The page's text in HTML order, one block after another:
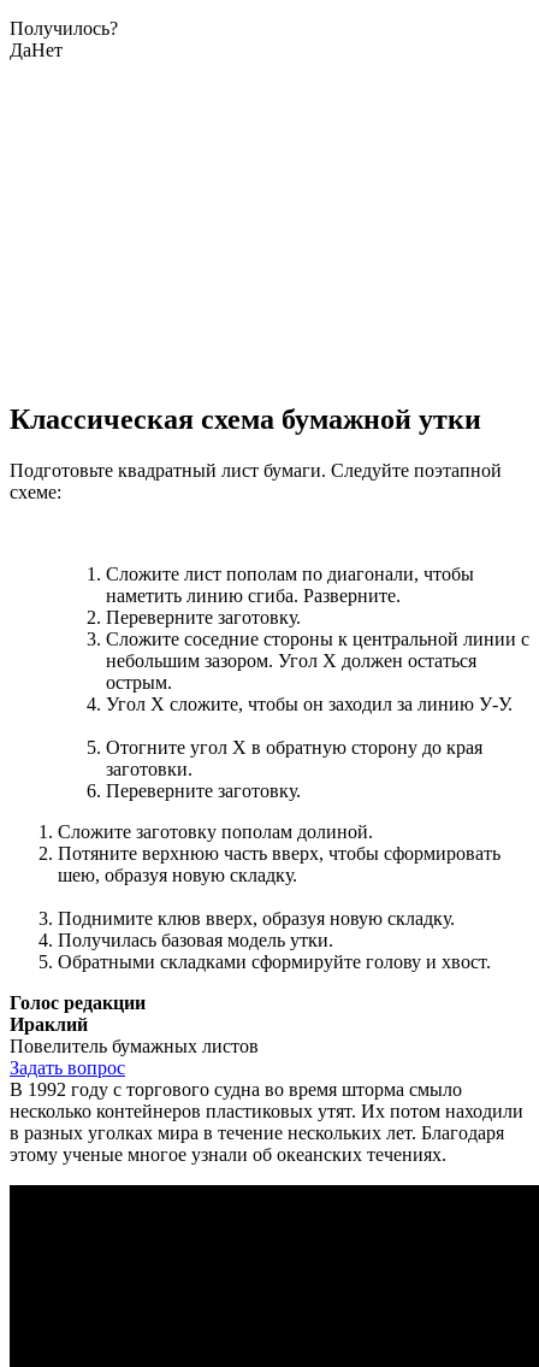
Получилось?
ДаНет
Классическая схема бумажной утки
Подготовьте квадратный лист бумаги. Следуйте поэтапной
схеме:
Сложите лист пополам по диагонали, чтобы
наметить линию сгиба. Разверните.
Переверните заготовку.
Сложите соседние стороны к центральной линии с
небольшим зазором. Угол Х должен остаться
острым.
Угол Х сложите, чтобы он заходил за линию У-У.
Отогните угол Х в обратную сторону до края
заготовки.
Переверните заготовку.
Сложите заготовку пополам долиной.
Потяните верхнюю часть вверх, чтобы сформировать
шею, образуя новую складку.
Поднимите клюв вверх, образуя новую складку.
Получилась базовая модель утки.
Обратными складками сформируйте голову и хвост.
Голос редакции
Ираклий
Повелитель бумажных листов
Задать вопрос
В 1992 году с торгового судна во время шторма смыло
несколько контейнеров пластиковых утят. Их потом находили
в разных уголках мира в течение нескольких лет. Благодаря
этому ученые многое узнали об океанских течениях.